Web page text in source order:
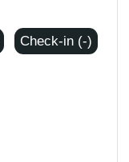
Check-in (-)